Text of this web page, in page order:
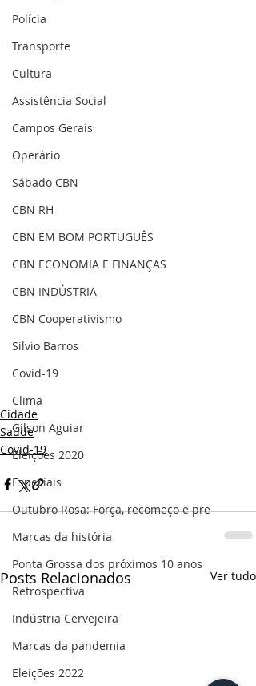
Polícia
Transporte
Cultura
Assistência Social
Campos Gerais
Operário
Sábado CBN
CBN RH
CBN EM BOM PORTUGUÊS
CBN ECONOMIA E FINANÇAS
CBN INDÚSTRIA
CBN Cooperativismo
Silvio Barros
Covid-19
Clima
Gilson Aguiar
Eleições 2020
Especiais
Outubro Rosa: Força, recomeço e pre
Marcas da história
Ponta Grossa dos próximos 10 anos
Retrospectiva
Indústria Cervejeira
Marcas da pandemia
Eleições 2022
Cidade
Saúde
Covid-19
Posts Relacionados Ver tudo